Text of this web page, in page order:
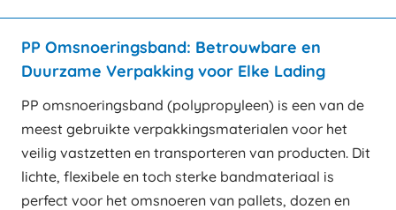
PP Omsnoeringsband: Betrouwbare en
Duurzame Verpakking voor Elke Lading
PP omsnoeringsband (polypropyleen) is een van de
meest gebruikte verpakkingsmaterialen voor het
veilig vastzetten en transporteren van producten. Dit
lichte, flexibele en toch sterke bandmateriaal is
perfect voor het omsnoeren van pallets, dozen en